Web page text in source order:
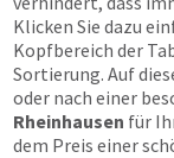
Klicken Sie dazu
Kopfbereich der
Sortierung. Auf
oder nach einer
Rheinhausen für
dem Preis einer